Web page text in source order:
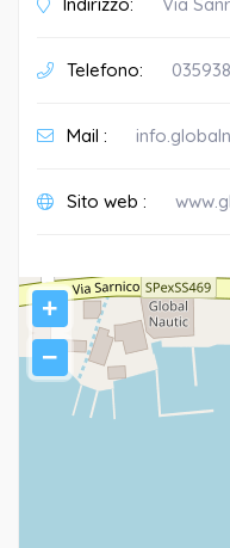
Indirizzo: Via
Telefono:
Mail :
Sito web :
+
−